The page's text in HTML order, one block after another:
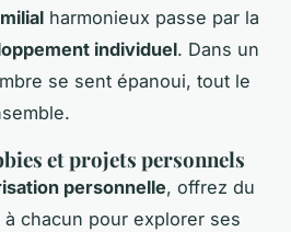
harmonieux passe par la
individuel. Dans un
se sent épanoui, tout le
et projets personnels
personnelle, offrez du
à chacun pour explorer ses